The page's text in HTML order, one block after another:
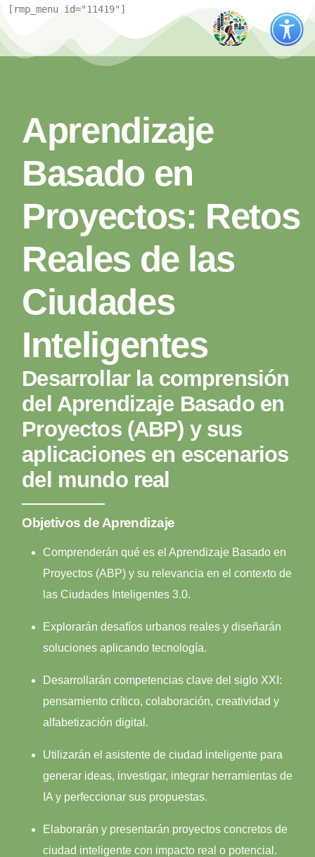
[rmp_menu id="11419"]
Aprendizaje
Basado en
Proyectos: Retos
Reales de las
Ciudades
Inteligentes
Desarrollar la comprensión
del Aprendizaje Basado en
Proyectos (ABP) y sus
aplicaciones en escenarios
del mundo real
Objetivos de Aprendizaje
Comprenderán qué es el Aprendizaje Basado en
Proyectos (ABP) y su relevancia en el contexto de
las Ciudades Inteligentes 3.0.
Explorarán desafíos urbanos reales y diseñarán
soluciones aplicando tecnología.
Desarrollarán competencias clave del siglo XXI:
pensamiento crítico, colaboración, creatividad y
alfabetización digital.
Utilizarán el asistente de ciudad inteligente para
generar ideas, investigar, integrar herramientas de
IA y perfeccionar sus propuestas.
Elaborarán y presentarán proyectos concretos de
ciudad inteligente con impacto real o potencial.